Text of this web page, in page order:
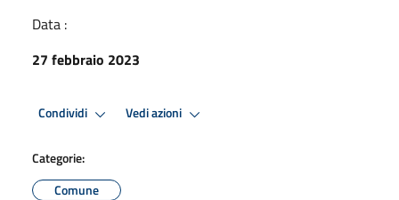
Data :
27 febbraio 2023
Condividi Vedi azioni
Categorie:
Comune